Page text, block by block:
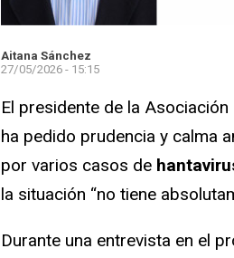
Aitana Sánchez
27/05/2026 - 15:15
El presidente de la
ha pedido prudencia y calma
por varios casos de
la situación “no tiene
Durante una entrevista en el